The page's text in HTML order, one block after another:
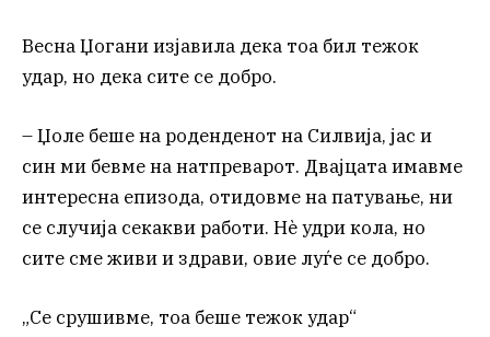
Весна Џогани изјавила дека тоа бил тежок
удар, но дека сите се добро.
– Џоле ​​беше на роденденот на Силвија, јас и
син ми бевме на натпреварот. Двајцата имавме
интересна епизода, отидовме на патување, ни
се случија секакви работи. Нè удри кола, но
сите сме живи и здрави, овие луѓе се добро.
„Се срушивме, тоа беше тежок удар“